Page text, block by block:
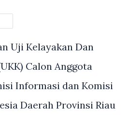
Uji Kelayakan Dan
Calon Anggota
Informasi dan Komisi
Daerah Provinsi Riau